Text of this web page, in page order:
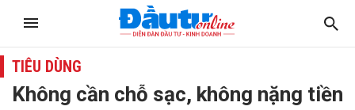
TIÊU DÙNG
Không cần chỗ sạc, không nặng tiền